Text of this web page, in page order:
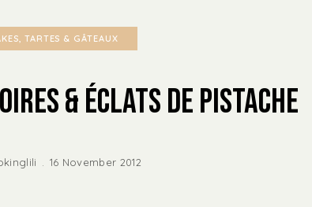
TARTES & GÂTEAUX
& Éclats de Pistache
16 November 2012